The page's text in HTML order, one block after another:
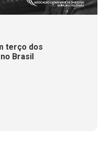
terço dos
Brasil